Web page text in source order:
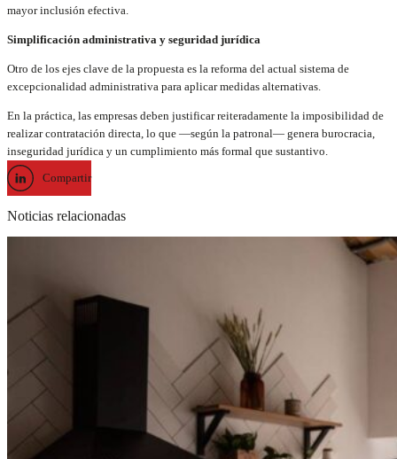
mayor inclusión efectiva.
Simplificación administrativa y seguridad jurídica
Otro de los ejes clave de la propuesta es la reforma del actual sistema de
excepcionalidad administrativa para aplicar medidas alternativas.
En la práctica, las empresas deben justificar reiteradamente la imposibilidad de
realizar contratación directa, lo que —según la patronal— genera burocracia,
inseguridad jurídica y un cumplimiento más formal que sustantivo.
Compartir
Noticias relacionadas